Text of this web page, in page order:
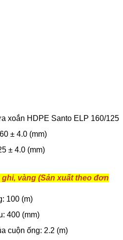
xoắn HDPE Santo ELP 160/125
± 4.0 (mm)
± 4.0 (mm)
vàng (Sản xuất theo đơn
100 (m)
400 (mm)
cuộn ống: 2.2 (m)